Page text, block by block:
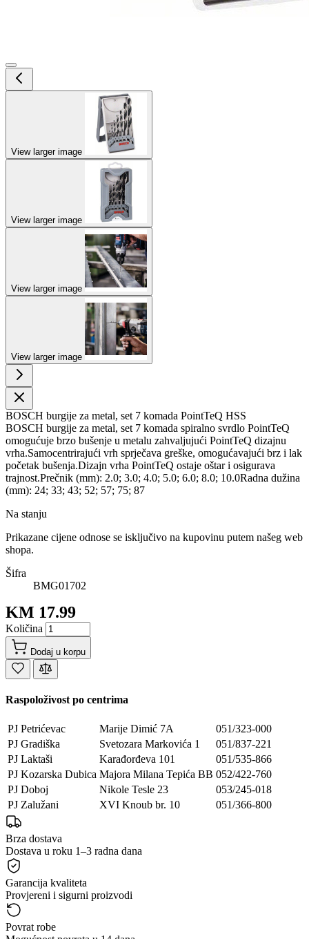
View larger image
View larger image
View larger image
View larger image
BOSCH burgije za metal, set 7 komada PointTeQ HSS
BOSCH burgije za metal, set 7 komada spiralno svrdlo PointTeQ
omogućuje brzo bušenje u metalu zahvaljujući PointTeQ dizajnu
vrha.Samocentrirajući vrh sprječava greške, omogućavajući brz i lak
početak bušenja.Dizajn vrha PointTeQ ostaje oštar i osigurava
trajnost.Prečnik (mm): 2.0; 3.0; 4.0; 5.0; 6.0; 8.0; 10.0Radna dužina
(mm): 24; 33; 43; 52; 57; 75; 87
Na stanju
Prikazane cijene odnose se isključivo na kupovinu putem našeg web
shopa.
Šifra
BMG01702
KM 17.99
Količina
Dodaj u korpu
Raspoloživost po centrima
PJ Petrićevac Marije Dimić 7A
051/323-000
PJ Gradiška
Svetozara Markovića 1
051/837-221
PJ Laktaši
Karađorđeva 101
051/535-866
PJ Kozarska Dubica Majora Milana Tepića BB 052/422-760
PJ Doboj
Nikole Tesle 23
053/245-018
PJ Zalužani
XVI Knoub br. 10 051/366-800
Brza dostava
Dostava u roku 1–3 radna dana
Garancija kvaliteta
Provjereni i sigurni proizvodi
Povrat robe